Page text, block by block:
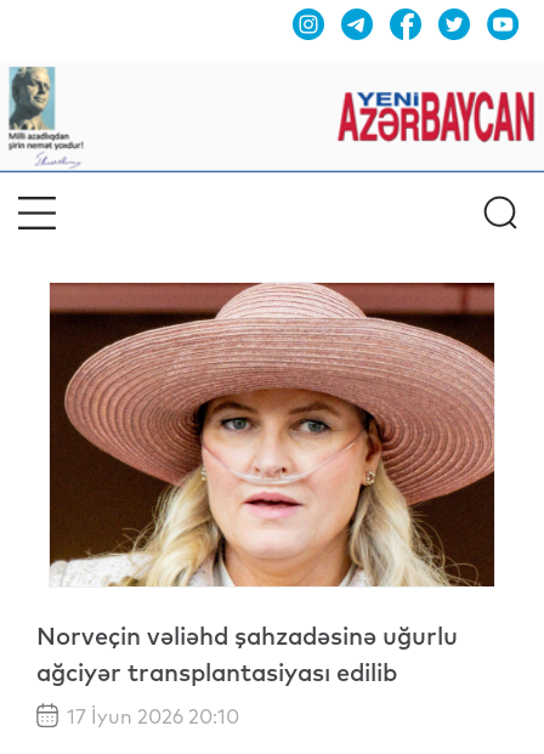
Norveçin vəliəhd şahzadəsinə uğurlu
ağciyər transplantasiyası edilib
17 İyun 2026 20:10